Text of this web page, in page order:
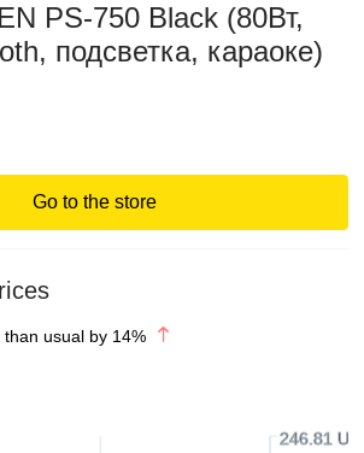
PS-750 Black (80Вт,
подсветка, караоке)
Go to the store
than usual by 14%
246.81